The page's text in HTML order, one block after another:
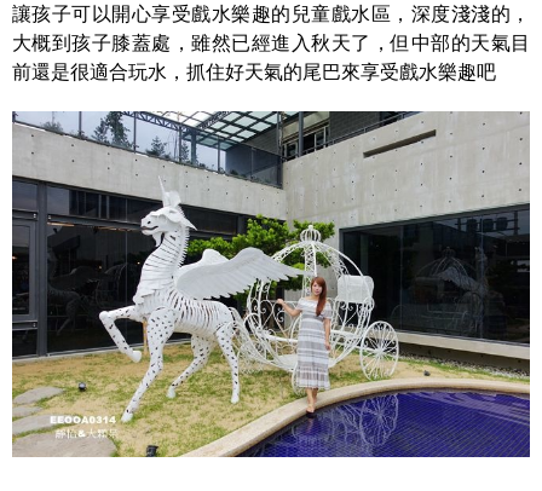
讓孩子可以開心享受戲水樂趣的兒童戲水區，深度淺淺的，
大概到孩子膝蓋處，雖然已經進入秋天了，但中部的天氣目
前還是很適合玩水，抓住好天氣的尾巴來享受戲水樂趣吧